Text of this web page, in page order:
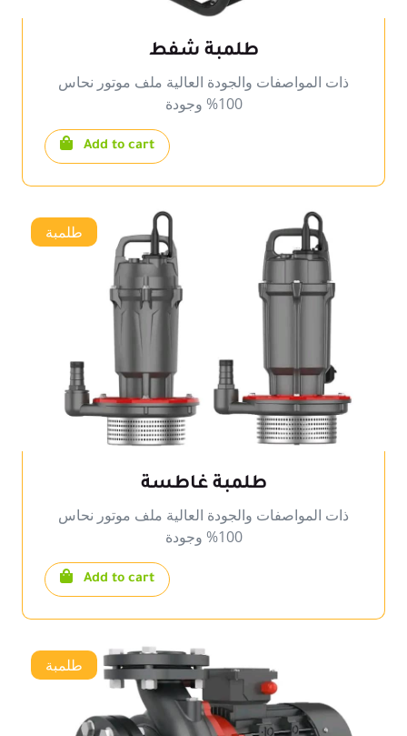
طلمبة شفط
ذات المواصفات والجودة العالية ملف موتور نحاس
100% وجودة
Add to cart
طلمبة
طلمبة غاطسة
ذات المواصفات والجودة العالية ملف موتور نحاس
100% وجودة
Add to cart
طلمبة